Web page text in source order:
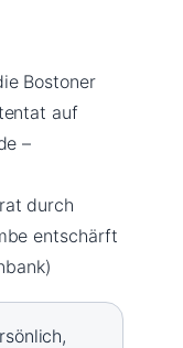
Bostoner
auf
–
durch
entschärft